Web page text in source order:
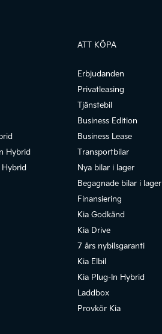
Hybrid
ATT KÖPA
Erbjudanden
Privatleasing
Tjänstebil
Business Edition
Business Lease
Transportbilar
Nya bilar i lager
Begagnade bilar i lager
Finansiering
Kia Godkänd
Kia Drive
7 års nybilsgaranti
Kia Elbil
Kia Plug-In Hybrid
Laddbox
Provkör Kia